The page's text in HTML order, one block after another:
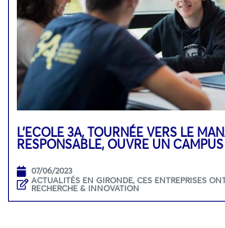
L’ECOLE 3A, TOURNÉE VERS LE
RESPONSABLE, OUVRE UN
07/06/2023
ACTUALITÉS EN GIRONDE, CES ENTREPRISES
RECHERCHE & INNOVATION